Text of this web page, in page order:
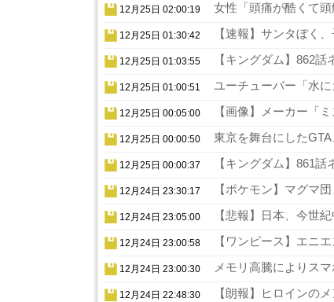
12月25日 02:00:19 女性「頭痛が酷くて
12月25日 01:30:42 【速報】サンタぼく
12月25日 01:03:55 【キングダム】862
12月25日 01:00:51 ユーチューバー「水
12月25日 00:05:00 【画像】メーカー「
12月25日 00:00:50 東京を舞台にした
12月25日 00:00:37 【キングダム】861
12月24日 23:30:17 【ポケモン】マグマ
12月24日 23:05:00 【悲報】日本、今世
12月24日 23:00:58 【ワンピース】エニ
12月24日 23:00:30 メモリ高騰によりス
12月24日 22:48:30 【朗報】ヒロインの